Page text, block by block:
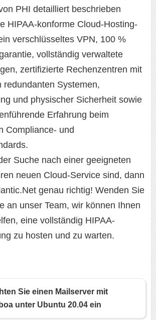
PHI detailliert beschrieben
HIPAA-konforme Cloud-Hosting-
verschlüsseltes VPN, 100 %
vollständig verwaltete
zertifizierte Rechenzentren mit
redundanten Systemen,
und physischer Sicherheit sowie
Erfahrung beim
Compliance- und
Suche nach einer geeigneten
neuen Cloud-Service sind, dann
genau richtig! Wenden Sie
an unser Team, wir können Ihnen
eine vollständig HIPAA-
zu hosten und zu warten.
Sie einen Mailserver mit
unter Ubuntu 20.04 ein